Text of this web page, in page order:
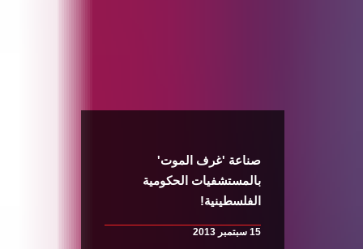
صناعة 'غرف الموت'
بالمستشفيات الحكومية
الفلسطينية!
15 سبتمبر 2013